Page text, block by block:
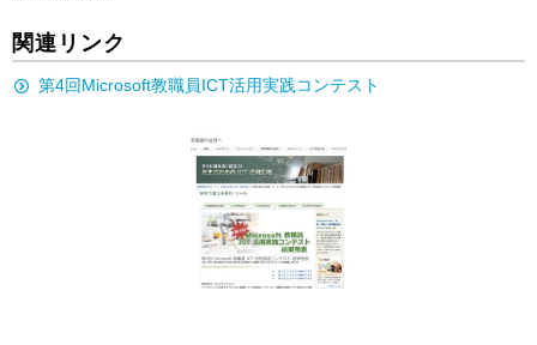
関連リンク
第4回Microsoft教職員ICT活用実践コンテスト